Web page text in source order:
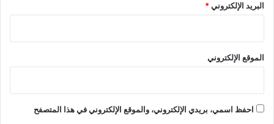
البريد الإلكتروني*
الموقع الإلكتروني
احفظ اسمي، بريدي الإلكتروني، والموقع الإلكتروني في هذا المتصفح